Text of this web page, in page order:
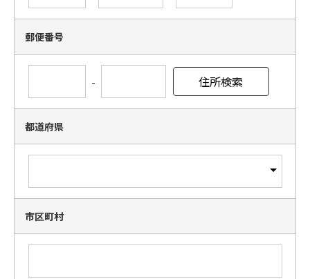
郵便番号
-
都道府県
市区町村